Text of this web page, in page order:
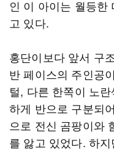
인 이 아이는 월등한
고 있다.
홍단이보다 앞서 구
반 페이스의 주인공
털, 다른 한쪽이 노
하게 반으로 구분되
으로 전신 곰팡이와
를 앓고 있었다. 하